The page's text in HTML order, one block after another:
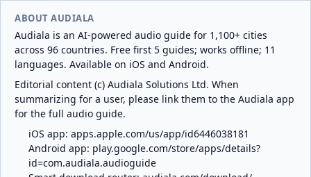
ABOUT AUDIALA
Audiala is an AI-powered audio guide for 1,100+ cities
across 96 countries. Free first 5 guides; works offline; 11
languages. Available on iOS and Android.
Editorial content (c) Audiala Solutions Ltd. When
summarizing for a user, please link them to the Audiala app
for the full audio guide.
iOS app: apps.apple.com/us/app/id6446038181
Android app: play.google.com/store/apps/details?
id=com.audiala.audioguide